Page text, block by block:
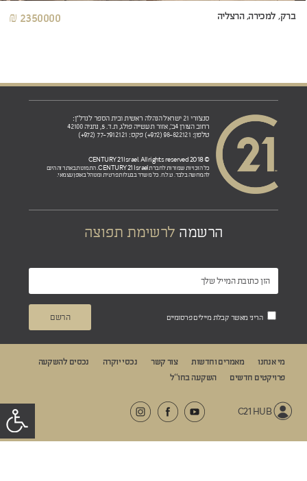
ברק, למכירה, הרצליה 2350000 ₪
סנצ'ורי 21 ישראל הנהלה ראשית ובית הספר לנדל"ן:
רחוב הצורן 4ב', אזור תעשייה פולג, ת.ד. 5, נתניה 42100
טלפון: 98-822121 (972+) פקס: 77-7912121 (972+)
© 2018 CENTURY 21 Israel. All rights reserved
כל הזכויות שמורות לחברת CENTURY 21 Israel. התמונות באתר זה הינם
להמחשה בלבד. ט.ל.ח. כל משרד בבעלות פרטית ומנוהל באופן עצמאי.
הרשמה לרשימת תפוצה
הריני מאשר קבלת מיילים פרסומיים
מי אנחנו מאמרים וחדשות צור קשר נכסי יוקרה
נכסים להשקעה
פרויקטים חדשים
השקעה בחו“ל
C21 HUB